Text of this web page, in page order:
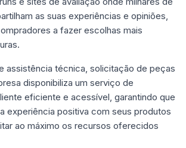
as suas experiências e opiniões,
a fazer escolhas mais
assistência técnica, solicitação de peças
disponibiliza um serviço de
eficiente e acessível, garantindo que
experiência positiva com seus produtos
ao máximo os recursos oferecidos